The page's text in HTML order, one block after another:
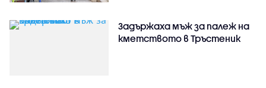
Задържаха мъж за палеж на
кметството в Тръстеник